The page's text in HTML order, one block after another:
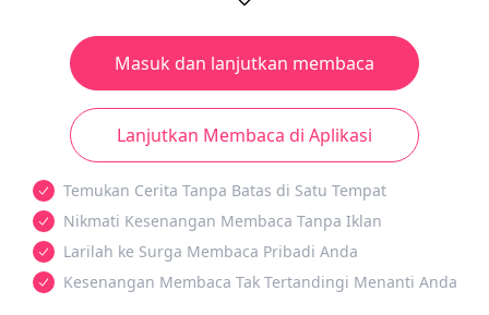
Masuk dan lanjutkan membaca
Lanjutkan Membaca di Aplikasi
Temukan Cerita Tanpa Batas di Satu Tempat
Nikmati Kesenangan Membaca Tanpa Iklan
Larilah ke Surga Membaca Pribadi Anda
Kesenangan Membaca Tak Tertandingi Menanti Anda